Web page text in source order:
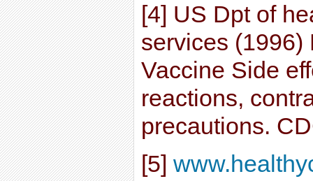
[4] US Dpt of
services (1996)
Vaccine Side
reactions,
precautions.
[5]